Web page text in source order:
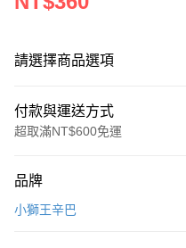
請選擇商品選項
付款與運送方式
超取滿NT$600免運
信用卡一次付款
品牌
小獅王辛巴